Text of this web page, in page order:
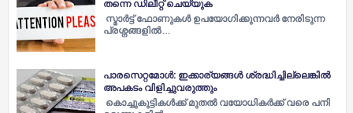
തന്നെ ഡിലീറ്റ് ചെയ്യുക
സ്മാര്‍ട്ട് ഫോണുകള്‍ ഉപയോഗിക്കുന്നവര്‍ നേരിടുന്ന
പ്രശ്നങ്ങളില്‍ …
പാരസെറ്റമോള്‍: ഇക്കാര്യങ്ങള്‍ ശ്രദ്ധിച്ചില്ലെങ്കില്‍
അപകടം വിളിച്ചുവരുത്തും
കൊച്ചുകുട്ടികള്‍ക്ക് മുതല്‍ വയോധികര്‍ക്ക് വരെ പനി